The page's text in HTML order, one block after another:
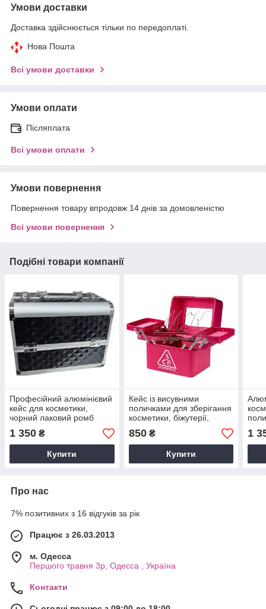
Умови доставки
Доставка здійснюється тільки по передоплаті.
Нова Пошта
Всі умови доставки
Умови оплати
Післяплата
Всі умови оплати
Умови повернення
Повернення товару впродовж 14 днів за домовленістю
Всі умови повернення
Подібні товари компанії
Професійний алюмінієвий
кейс для косметики,
чорний лаковий ромб
1 350 ₴
Купити
Кейс із висувними
поличками для зберігання
косметики, біжутерії,
малиновий
850₴
Купити
1
Про нас
7% позитивних з 16 відгуків за рік
Працює з 26.03.2013
м. Одесса
Першого травня 3р, Одесса , Україна
Контакти